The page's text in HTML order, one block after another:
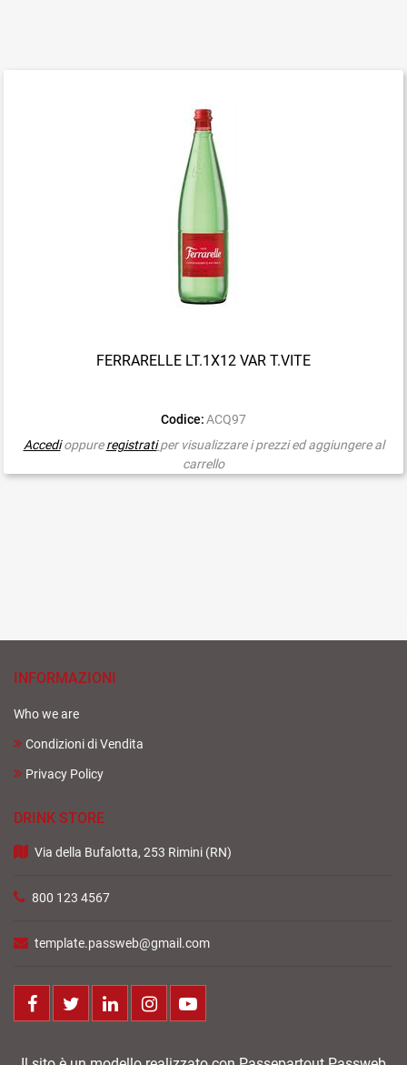
FERRARELLE LT.1X12 VAR T.VITE
Codice: ACQ97
Accedioppureregistrati per visualizzare i prezzi ed aggiungere al
carrello
INFORMAZIONI
Who we are
Condizioni di Vendita
Privacy Policy
DRINK STORE
Via della Bufalotta, 253 Rimini (RN)
800 123 4567
template.passweb@gmail.com
FacebookTwitter LinkedIn